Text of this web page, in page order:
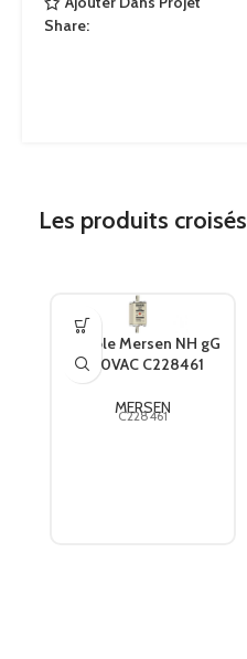
Share:
Les produits croisés
Fusible Mersen NH gG
690VAC C228461
MERSEN
C228461